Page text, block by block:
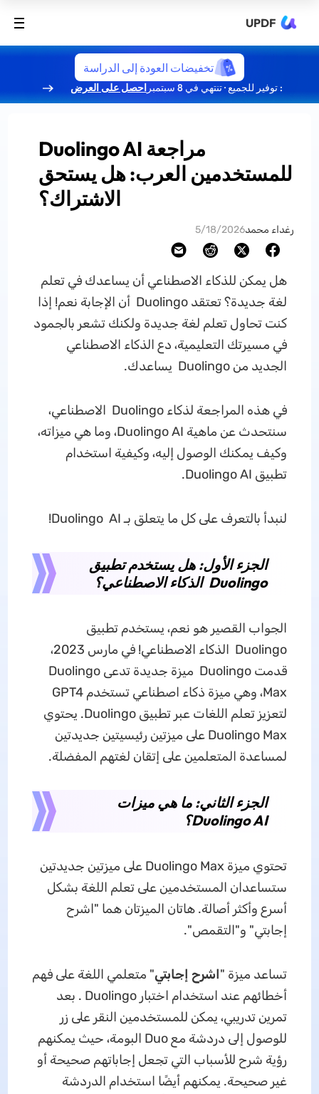
UPDF
تخفيضات العودة إلى الدراسة
: توفير للجميع · تنتهي في 8 سبتمبر احصل على العرض
مراجعة Duolingo AI
للمستخدمين العرب: هل يستحق
الاشتراك؟
رغداء محمد5/18/2026
هل يمكن للذكاء الاصطناعي أن يساعدك في تعلم
لغة جديدة؟ تعتقد Duolingo أن الإجابة نعم! إذا
كنت تحاول تعلم لغة جديدة ولكنك تشعر بالجمود
في مسيرتك التعليمية، دع الذكاء الاصطناعي
الجديد من Duolingo يساعدك.
في هذه المراجعة لذكاء Duolingo الاصطناعي،
سنتحدث عن ماهية Duolingo AI، وما هي ميزاته،
وكيف يمكنك الوصول إليه، وكيفية استخدام
تطبيق Duolingo AI.
لنبدأ بالتعرف على كل ما يتعلق بـ Duolingo AI!
الجزء الأول: هل يستخدم تطبيق
Duolingo الذكاء الاصطناعي؟
الجواب القصير هو نعم، يستخدم تطبيق
Duolingo الذكاء الاصطناعي! في مارس 2023،
قدمت Duolingo ميزة جديدة تدعى Duolingo
Max، وهي ميزة ذكاء اصطناعي تستخدم GPT4
لتعزيز تعلم اللغات عبر تطبيق Duolingo. يحتوي
Duolingo Max على ميزتين رئيسيتين جديدتين
لمساعدة المتعلمين على إتقان لغتهم المفضلة.
الجزء الثاني: ما هي ميزات
Duolingo AI؟
تحتوي ميزة Duolingo Max على ميزتين جديدتين
ستساعدان المستخدمين على تعلم اللغة بشكل
أسرع وأكثر أصالة. هاتان الميزتان هما "اشرح
إجابتي" و"التقمص".
تساعد ميزة "اشرح إجابتي" متعلمي اللغة على فهم
أخطائهم عند استخدام اختبار Duolingo . بعد
تمرين تدريبي، يمكن للمستخدمين النقر على زر
للوصول إلى دردشة مع Duo البومة، حيث يمكنهم
رؤية شرح للأسباب التي تجعل إجاباتهم صحيحة أو
غير صحيحة. يمكنهم أيضًا استخدام الدردشة